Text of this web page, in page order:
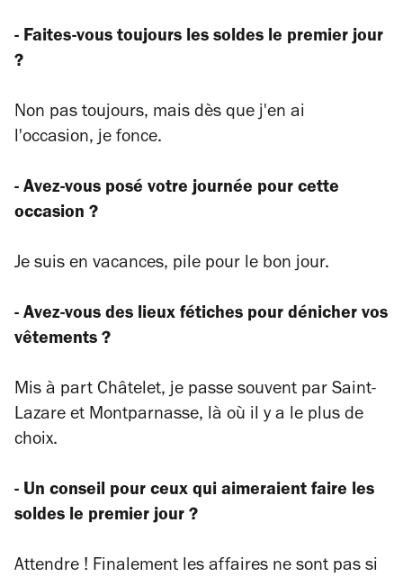
- Faites-vous toujours les soldes le premier jour
?
Non pas toujours, mais dès que j'en ai
l'occasion, je fonce.
- Avez-vous posé votre journée pour cette
occasion ?
Je suis en vacances, pile pour le bon jour.
- Avez-vous des lieux fétiches pour dénicher vos
vêtements ?
Mis à part Châtelet, je passe souvent par Saint-
Lazare et Montparnasse, là où il y a le plus de
choix.
- Un conseil pour ceux qui aimeraient faire les
soldes le premier jour ?
Attendre ! Finalement les affaires ne sont pas si